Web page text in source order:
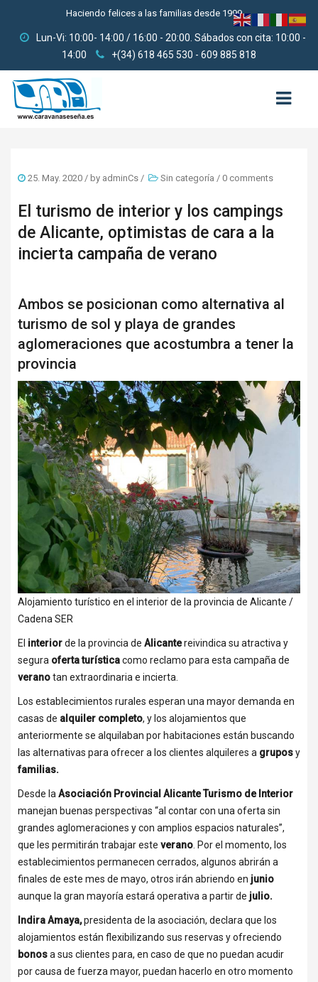
Haciendo felices a las familias desde 1999
Lun-Vi: 10:00- 14:00 / 16:00 - 20:00. Sábados con cita: 10:00 -
14:00
+(34) 618 465 530 - 609 885 818
USADAS
3000-6000
9000-12000
12000-18000
NUEVAS
FENDT
BAMBINAS NUEVAS
FINANCIACIÓN
CONTACTO
25. May. 2020 / by adminCs / Sin categoría / 0 comments
El turismo de interior y los campings
de Alicante, optimistas de cara a la
incierta campaña de verano
Ambos se posicionan como alternativa al
turismo de sol y playa de grandes
aglomeraciones que acostumbra a tener la
provincia
Alojamiento turístico en el interior de la provincia de Alicante /
Cadena SER
El interiorde la provincia de Alicantereivindica su atractiva y
segura oferta turísticacomo reclamo para esta campaña de
veranotan extraordinaria e incierta.
Los establecimientos rurales esperan una mayor demanda en
casas de alquiler completo, y los alojamientos que
anteriormente se alquilaban por habitaciones están buscando
las alternativas para ofrecer a los clientes alquileres a gruposy
familias.
Desde la Asociación Provincial Alicante Turismo de Interior
manejan buenas perspectivas “al contar con una oferta sin
grandes aglomeraciones y con amplios espacios naturales”,
que les permitirán trabajar este verano . Por el momento, los
establecimientos permanecen cerrados, algunos abrirán a
finales de este mes de mayo, otros irán abriendo en junio
aunque la gran mayoría estará operativa a partir de julio.
Indira Amaya,presidenta de la asociación, declara que los
alojamientos están flexibilizando sus reservas y ofreciendo
bonosa sus clientes para, en caso de que no puedan acudir
por causa de fuerza mayor, puedan hacerlo en otro momento